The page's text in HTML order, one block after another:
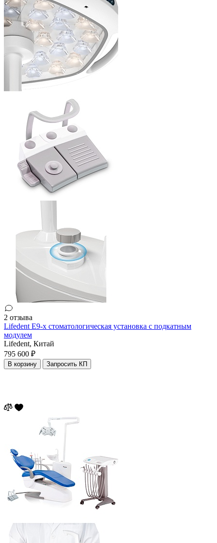
2 отзыва
Lifedent E9-x стоматологическая установка c подкатным
модулем
Lifedent, Китай
795 600 ₽
В корзину Запросить КП